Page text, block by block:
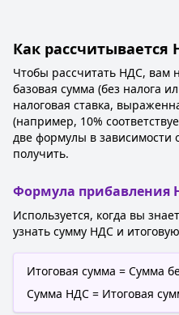
Как
Чтобы рассчитать НДС, вам
базовая сумма (без налога
налоговая ставка,
(например, 10%
две формулы в зависимости
получить.
Формула прибавления
Используется, когда вы
узнать сумму НДС и
Итоговая сумма = Сумма
Сумма НДС = Итоговая